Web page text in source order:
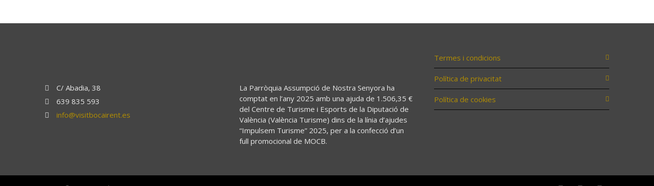
C/ Abadia, 38
639 835 593
info@visitbocairent.es
La Parròquia Assumpció de Nostra Senyora ha
comptat en l’any 2025 amb una ajuda de 1.506,35 €
del Centre de Turisme i Esports de la Diputació de
València (València Turisme) dins de la línia d’ajudes
“Impulsem Turisme” 2025, per a la confecció d’un
full promocional de MOCB.
Termes i condicions
Política de privacitat
Política de cookies